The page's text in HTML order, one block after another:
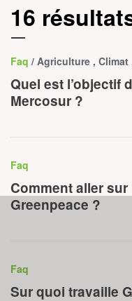
16
Faq / Agriculture , Climat
Quel est l’objectif
Mercosur ?
Faq
Comment aller
Greenpeace ?
Faq
Sur quoi travaille